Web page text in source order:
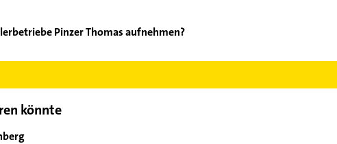
Pinzer Thomas aufnehmen?
könnte